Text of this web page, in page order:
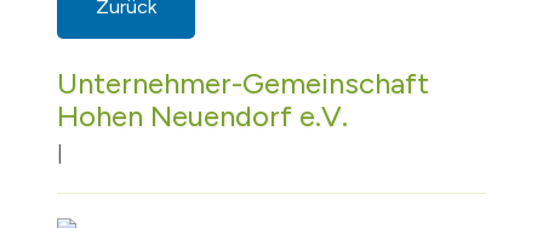
Zurück
Unternehmer-Gemeinschaft
Hohen Neuendorf e.V.